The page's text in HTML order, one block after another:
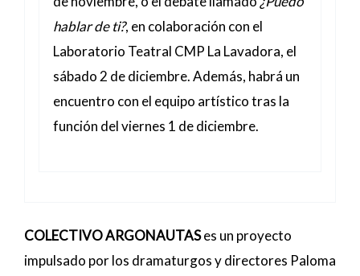
hablar de ti?, en colaboración con el
Laboratorio Teatral CMP La Lavadora, el
sábado 2 de diciembre. Además, habrá un
encuentro con el equipo artístico tras la
función del viernes 1 de diciembre.
COLECTIVO ARGONAUTASes un proyecto
impulsado por los dramaturgos y directores Paloma